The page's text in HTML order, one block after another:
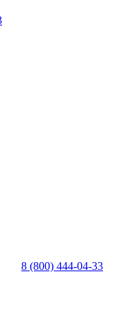
8 (800) 444-04-33